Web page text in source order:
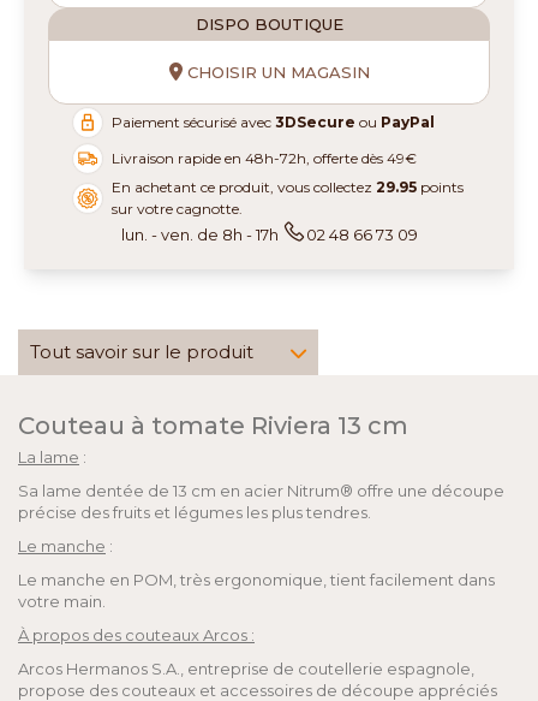
DISPO BOUTIQUE
CHOISIR UN MAGASIN
Paiement sécurisé avec3DSecure ou PayPal
Livraison rapide en 48h-72h, offerte dès 49€
En achetant ce produit, vous collectez29.95 points
sur votre cagnotte.
lun. - ven. de 8h - 17h 02 48 66 73 09
Tout savoir sur le produit
Couteau à tomate Riviera 13 cm
La lame :
Sa lame dentée de 13 cm en acier Nitrum® offre une découpe
précise des fruits et légumes les plus tendres.
Le manche :
Le manche en POM, très ergonomique, tient facilement dans
votre main.
À propos des couteaux Arcos :
Arcos Hermanos S.A., entreprise de coutellerie espagnole,
propose des couteaux et accessoires de découpe appréciés